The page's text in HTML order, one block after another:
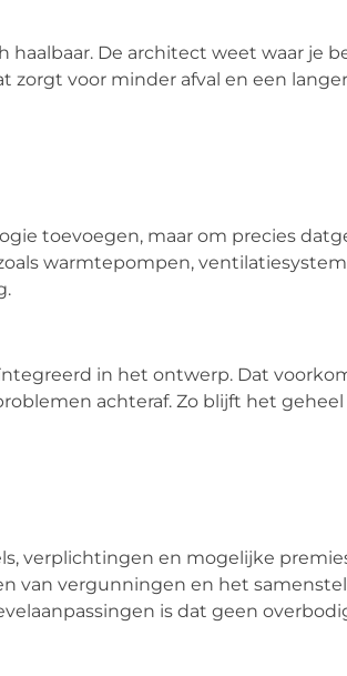
De architect weet waar je
zorgt voor minder afval en een
toevoegen, maar om precies
warmtepompen,
in het ontwerp. Dat
achteraf. Zo blijft het
verplichtingen en mogelijke
van vergunningen en het
is dat geen